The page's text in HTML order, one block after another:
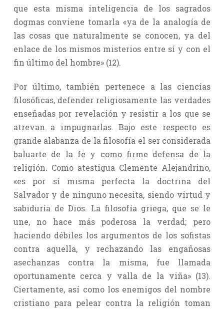
que esta misma inteligencia de los sagrados
dogmas conviene tomarla «ya de la analogía de
las cosas que naturalmente se conocen, ya del
enlace de los mismos misterios entre sí y con el
fin último del hombre» (12).
Por último, también pertenece a las ciencias
filosóficas, defender religiosamente las verdades
enseñadas por revelación y resistir a los que se
atrevan a impugnarlas. Bajo este respecto es
grande alabanza de la filosofía el ser considerada
baluarte de la fe y como firme defensa de la
religión. Como atestigua Clemente Alejandrino,
«es por sí misma perfecta la doctrina del
Salvador y de ninguno necesita, siendo virtud y
sabiduría de Dios. La filosofía griega, que se le
une, no hace más poderosa la verdad; pero
haciendo débiles los argumentos de los sofistas
contra aquella, y rechazando las engañosas
asechanzas contra la misma, fue llamada
oportunamente cerca y valla de la viña» (13).
Ciertamente, así como los enemigos del nombre
cristiano para pelear contra la religión toman